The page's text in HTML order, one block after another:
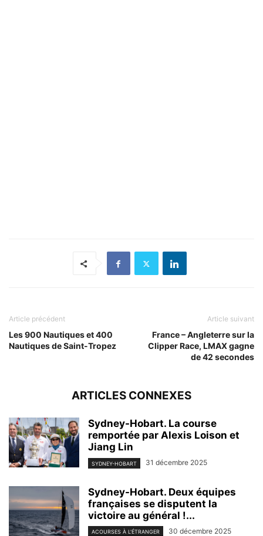
Article précédent
Les 900 Nautiques et 400
Nautiques de Saint-Tropez
Article suivant
France – Angleterre sur la
Clipper Race, LMAX gagne
de 42 secondes
ARTICLES CONNEXES
Sydney-Hobart. La course
remportée par Alexis Loison et
Jiang Lin
SYDNEY-HOBART 31 décembre 2025
Sydney-Hobart. Deux équipes
françaises se disputent la
victoire au général !...
ACOURSES À L'ÉTRANGER 30 décembre 2025